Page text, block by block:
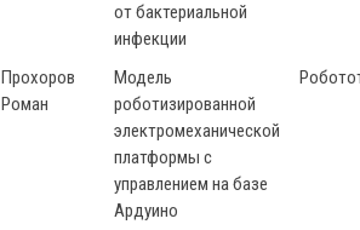
от бактериальной
инфекции
Прохоров
Роман
Модель
роботизированной
электромеханической
платформы с
управлением на базе
Ардуино